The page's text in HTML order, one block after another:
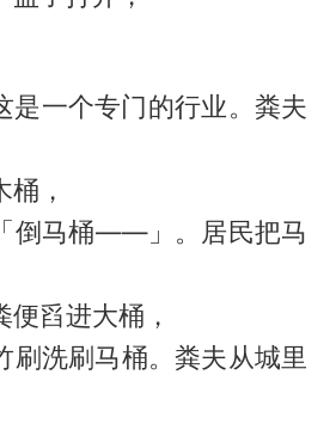
一个专门的行业。粪夫
，
倒马桶——」。居民把马
舀进大桶，
刷洗刷马桶。粪夫从城里